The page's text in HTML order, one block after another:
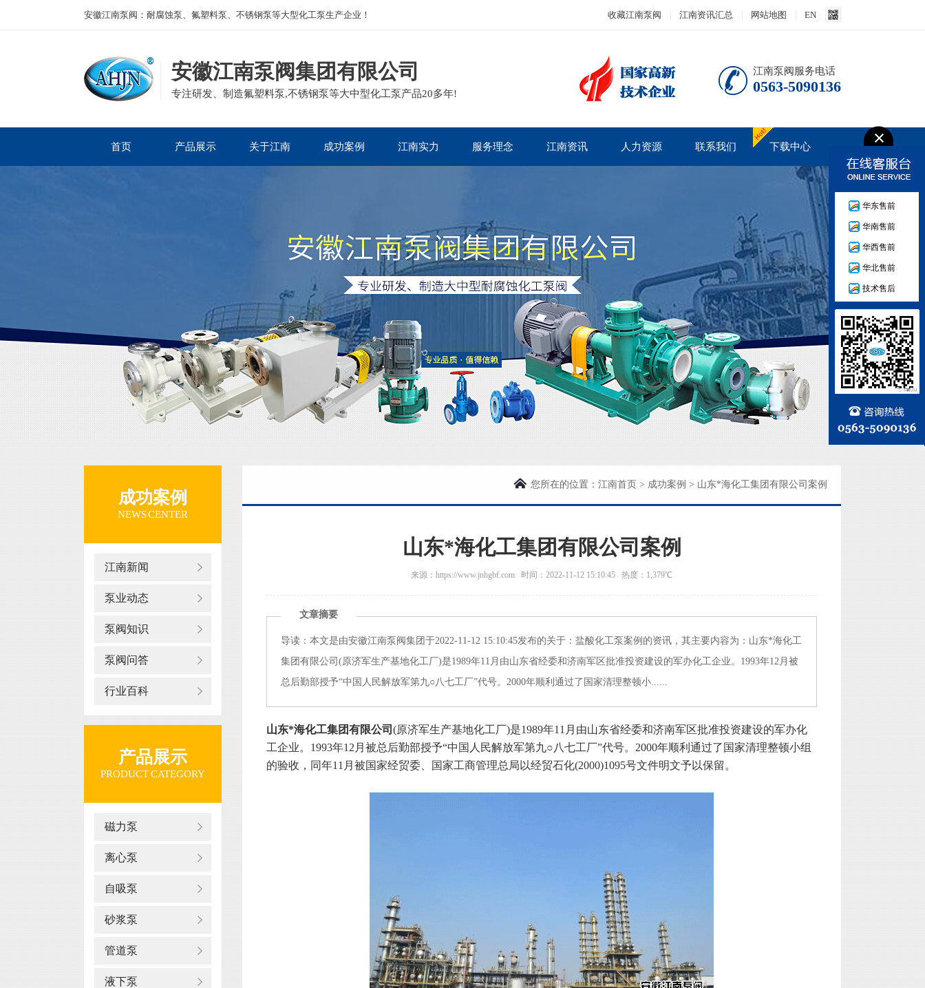
安徽江南泵阀：耐腐蚀泵、氟塑料泵、不锈钢泵等大型化工泵生产企业！ 收藏江南泵阀 江南资讯汇总 网站地图 EN
安徽江南泵阀集团有限公司
专注研发、制造氟塑料泵,不锈钢泵等大中型化工泵产品20多年!
江南泵阀服务电话
0563-5090136
首页 产品展示 关于江南
董事长寄语
成功案例
电镀废水
石油化工
矿业冶金
造纸印染
江南实力
资质荣誉
主营产品
服务理念
售后政策
服务流程
江南资讯
泵阀知识
泵阀问答
行业百科
人力资源
人才招聘
联系我们 下载中心
产品说明书
成功案例
NEWS CENTER
江南新闻
泵业动态
泵阀知识
泵阀问答
行业百科
产品展示
PRODUCT CATEGORY
磁力泵
离心泵
自吸泵
砂浆泵
管道泵
液下泵
江南首页 > 成功案例 > 山东*海化工集团有限公司案例
您所在的位置：
山东*海化工集团有限公司案例
来源：https://www.jnhgbf.com 时间：2022-11-12 15:10:45 热度：1,379℃
文章摘要
导读：本文是由安徽江南泵阀集团于2022-11-12 15:10:45发布的关于： 盐酸化工泵案例 的资讯，其主要内容为：山东*海化工
集团有限公司(原济军生产基地化工厂)是1989年11月由山东省经委和济南军区批准投资建设的军办化工企业。1993年12月被
总后勤部授予“中国人民解放军第九○八七工厂”代号。2000年顺利通过了国家清理整顿小......
山东*海化工集团有限公司 (原济军生产基地化工厂)是1989年11月由山东省经委和济南军区批准投资建设的军办化
工企业。1993年12月被总后勤部授予“中国人民解放军第九○八七工厂”代号。2000年顺利通过了国家清理整顿小组
的验收，同年11月被国家经贸委、国家工商管理总局以经贸石化(2000)1095号文件明文予以保留。
华东售前
华南售前
华西售前
华北售前
技术售后